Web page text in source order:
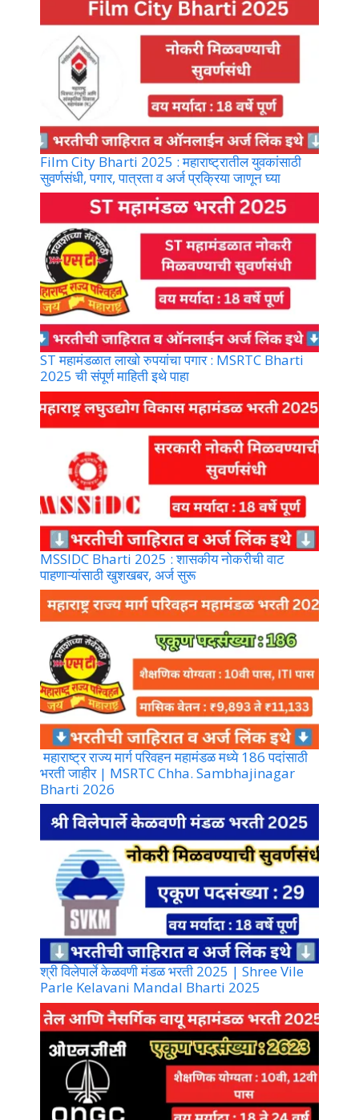
Film City Bharti 2025 : महाराष्ट्रातील युवकांसाठी
सुवर्णसंधी, पगार, पात्रता व अर्ज प्रक्रिया जाणून घ्या
ST महामंडळात लाखो रुपयांचा पगार : MSRTC Bharti
2025 ची संपूर्ण माहिती इथे पाहा
MSSIDC Bharti 2025 : शासकीय नोकरीची वाट
पाहणाऱ्यांसाठी खुशखबर, अर्ज सुरू
महाराष्ट्र राज्य मार्ग परिवहन महामंडळ मध्ये 186 पदांसाठी
भरती जाहीर | MSRTC Chha. Sambhajinagar
Bharti 2026
श्री विलेपार्ले केळवणी मंडळ भरती 2025 | Shree Vile
Parle Kelavani Mandal Bharti 2025